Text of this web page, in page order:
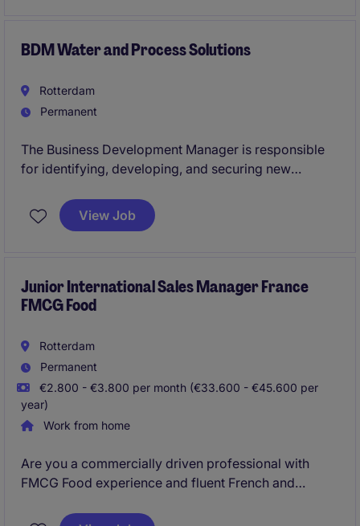
BDM Water and Process Solutions
Rotterdam
Permanent
The Business Development Manager is responsible
for identifying, developing, and securing new
manufacturing, utilities, water treatment, and process
industries. The role combines technical
role.
View Job
Junior International Sales Manager France
FMCG Food
Rotterdam
Permanent
€2.800 - €3.800 per month (€33.600 - €45.600 per
year)
Work from home
Are you a commercially driven professional with
FMCG Food experience and fluent French and
to combine account management with business